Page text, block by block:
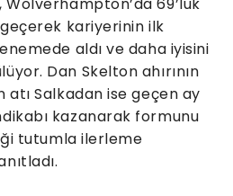
69’luk
kariyerinin ilk
aldı ve daha iyisini
Dan Skelton ahırının
atı Salkadan ise geçen ay
kazanarak formunu
tutumla ilerleme